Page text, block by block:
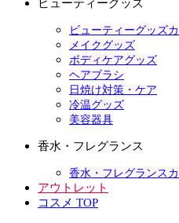
ビューティーグッズ
ビューティーグッズ
メイクグッズ
ボディケアグッズ
ヘアブラシ
日焼け対策・ケア
冷温グッズ
美容器具
香水・フレグランス
香水・フレグランス
アウトレット
コスメ TOP